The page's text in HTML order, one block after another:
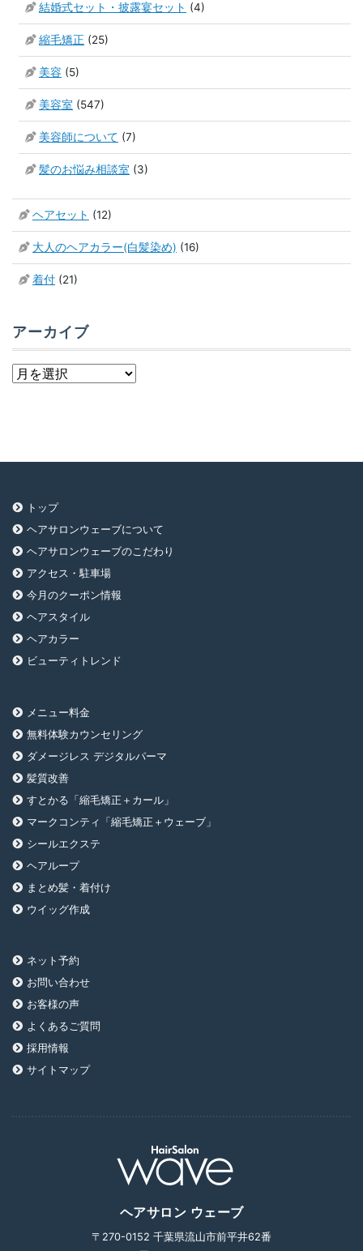
結婚式セット・披露宴セット (4)
縮毛矯正 (25)
美容 (5)
美容室 (547)
美容師について (7)
髪のお悩み相談室 (3)
ヘアセット (12)
大人のヘアカラー(白髪染め) (16)
着付 (21)
アーカイブ
ア
トップ
ヘアサロンウェーブについて
ヘアサロンウェーブのこだわり
アクセス・駐車場
今月のクーポン情報
ヘアスタイル
ヘアカラー
ビューティトレンド
メニュー料金
無料体験カウンセリング
ダメージレス デジタルパーマ
髪質改善
すとかる「縮毛矯正＋カール」
マークコンティ「縮毛矯正＋ウェーブ」
シールエクステ
ヘアループ
まとめ髪・着付け
ウイッグ作成
ネット予約
お問い合わせ
お客様の声
よくあるご質問
採用情報
サイトマップ
ヘアサロン ウェーブ
〒270-0152 千葉県流山市前平井62番